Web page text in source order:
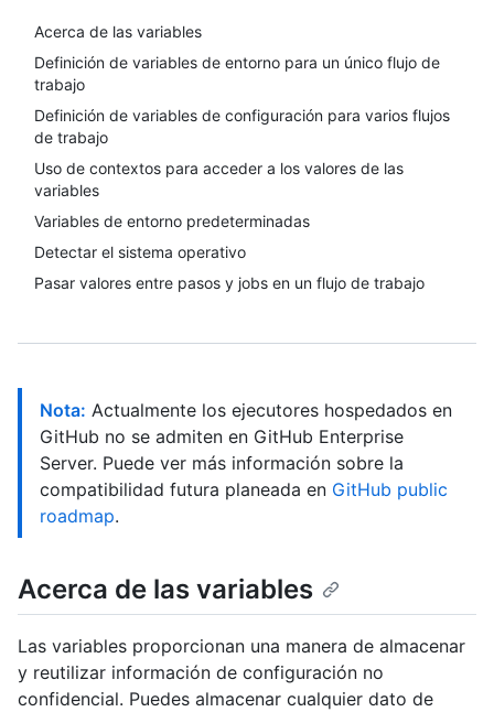
Acerca de las variables
Definición de variables de entorno para un único flujo de
trabajo
Definición de variables de configuración para varios flujos
de trabajo
Uso de contextos para acceder a los valores de las
variables
Variables de entorno predeterminadas
Detectar el sistema operativo
Pasar valores entre pasos y jobs en un flujo de trabajo
Nota: Actualmente los ejecutores hospedados en
GitHub no se admiten en GitHub Enterprise
Server. Puede ver más información sobre la
compatibilidad futura planeada en GitHub public
roadmap.
Acerca de las variables
Las variables proporcionan una manera de almacenar
y reutilizar información de configuración no
confidencial. Puedes almacenar cualquier dato de